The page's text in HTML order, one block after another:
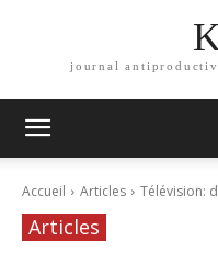
journal
Accueil Articles Télévision:
Articles